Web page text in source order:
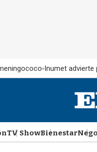
Inumet
TV ShowBienestar